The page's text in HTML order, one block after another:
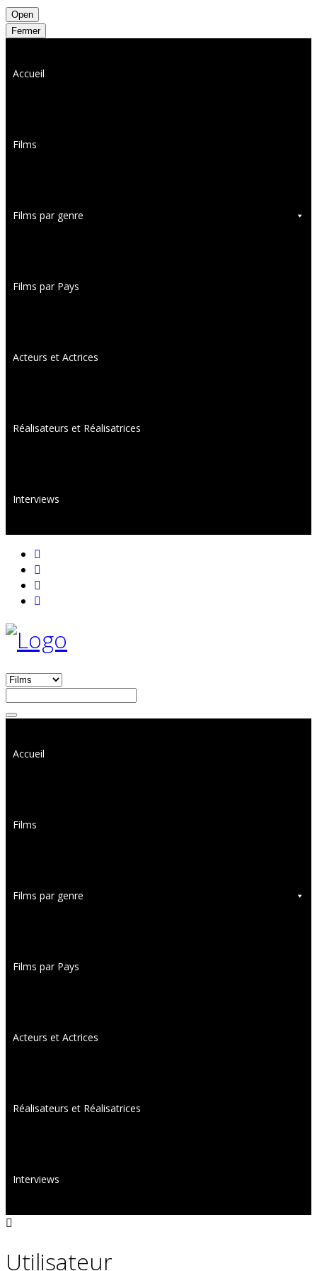
Open
Fermer
Accueil
Films
Films par genre
Films par Pays
Acteurs et Actrices
Réalisateurs et Réalisatrices
Interviews
Accueil
Films
Films par genre
Films par Pays
Acteurs et Actrices
Réalisateurs et Réalisatrices
Interviews
Utilisateur